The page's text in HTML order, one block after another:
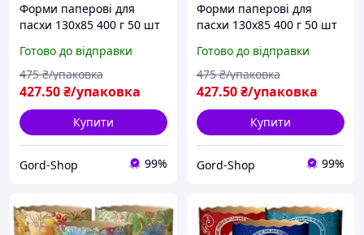
Форми паперові для
пасхи 130х85 400 г 50 шт
великодньої випічки
куліча та пасок
Готово до відправки
427.50₴/упаковка
475 ₴/упаковка
Купити
Gord-Shop 99%
Форми паперові для
пасхи 130х85 400 г 50 шт
великодньої випічки
куліча та пасок
Готово до відправки
427.50₴/упаковка
475 ₴/упаковка
Купити
Gord-Shop 99%